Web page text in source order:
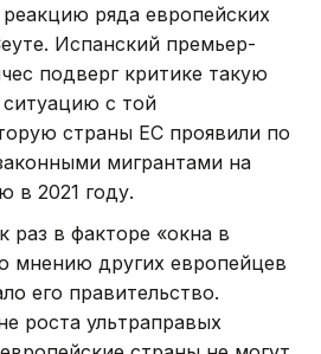
ряда европейских
Испанский премьер-
подверг критике такую
с той
страны ЕС проявили по
мигрантами на
в 2021 году.
раз в факторе «окна в
мнению других европейцев
его правительство.
роста ультраправых